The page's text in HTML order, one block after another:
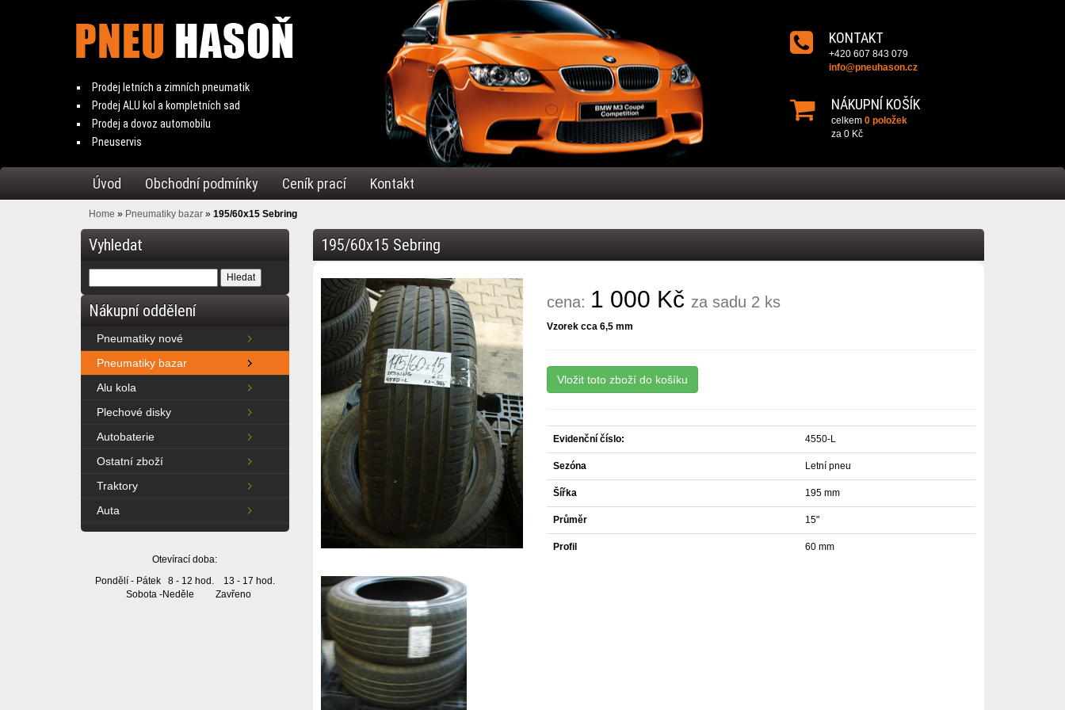
Prodej letních a zimních pneumatik
Prodej ALU kol a kompletních sad
Prodej a dovoz automobilu
Pneuservis
KONTAKT
+420 607 843 079
info@pneuhason.cz
NÁKUPNÍ KOŠÍK
celkem 0 položek
za 0 Kč
Úvod Obchodní podmínky Ceník prací Kontakt
Home » Pneumatiky bazar » 195/60x15 Sebring
Vyhledat
Nákupní oddělení
Pneumatiky nové
Pneumatiky bazar
Alu kola
Plechové disky
Autobaterie
Ostatní zboží
Traktory
Auta
Otevírací doba:
Pondělí - Pátek 8 - 12 hod. 13 - 17 hod.
Sobota -Neděle Zavřeno
195/60x15 Sebring
cena: 1 000 Kč za sadu 2 ks
Vzorek cca 6,5 mm
Evidenční číslo: 4550-L
Sezóna Letní pneu
Šířka 195 mm
Průměr 15"
Profil 60 mm